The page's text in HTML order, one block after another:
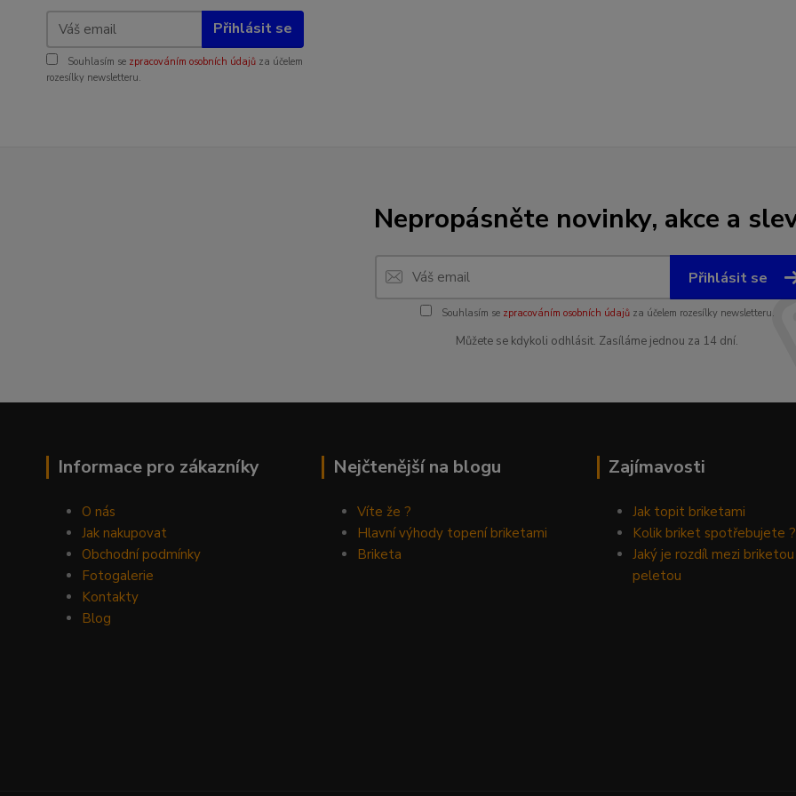
Přihlásit se
Souhlasím se zpracováním osobních údajů za účelem
rozesílky newsletteru.
Nepropásněte novinky, akce a
Přihlásit se
Souhlasím se zpracováním osobních údajůza účelem rozesílky newsletteru.
Můžete se kdykoli odhlásit. Zasíláme jednou za 14 dní.
Informace pro zákazníky
O nás
Jak nakupovat
Obchodní podmínky
Fotogalerie
Kontakty
Blog
Nejčtenější na blogu
Víte že ?
Hlavní výhody topení briketami
Briketa
Zajímavosti
Jak topit briketami
Kolik briket spotřebujete ?
Jaký je rozdíl mezi
peletou